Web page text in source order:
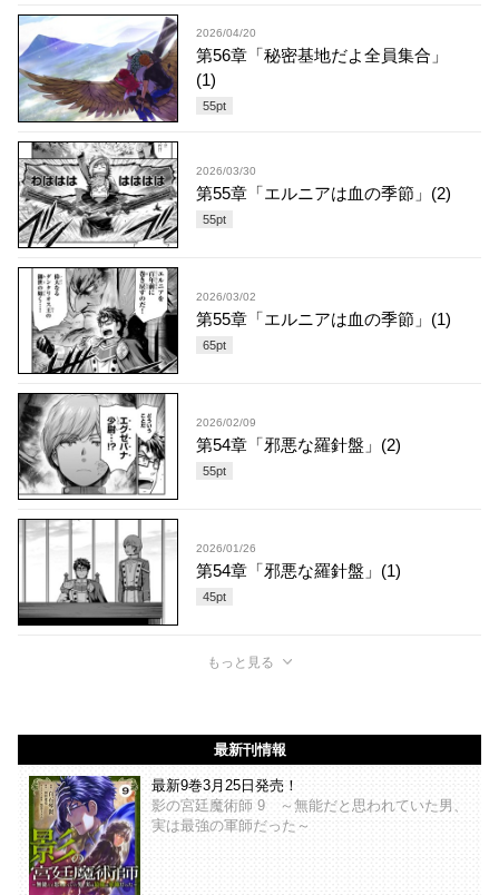
2026/04/20
第56章「秘密基地だよ全員集合」
(1)
55pt
2026/03/30
第55章「エルニアは血の季節」(2)
55pt
2026/03/02
第55章「エルニアは血の季節」(1)
65pt
2026/02/09
第54章「邪悪な羅針盤」(2)
55pt
2026/01/26
第54章「邪悪な羅針盤」(1)
45pt
もっと見る
最新刊情報
最新9巻3月25日発売！
影の宮廷魔術師 9 ～無能だと思われていた男、
実は最強の軍師だった～